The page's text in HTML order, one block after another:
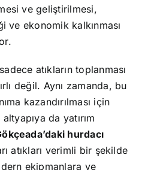
ve geliştirilmesi,
ve ekonomik kalkınması
atıkların toplanması
değil. Aynı zamanda, bu
kazandırılması için
da yatırım
hurdacı
atıkları verimli bir şekilde
ekipmanlara ve